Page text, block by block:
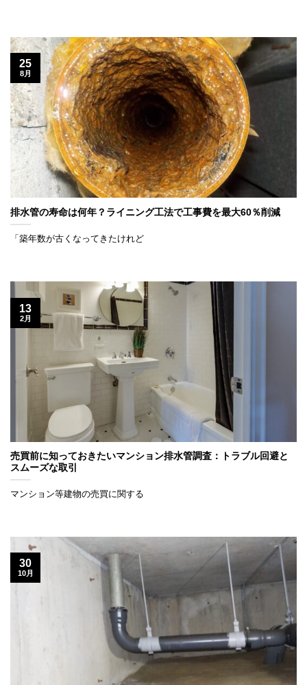
排水管の寿命は何年？ライニング工法で工事費を最大60％削減
「築年数が古くなってきたけれど
25
8月
売買前に知っておきたいマンション排水管調査：トラブル回避と
スムーズな取引
マンション等建物の売買に関する
13
2月
30
10月